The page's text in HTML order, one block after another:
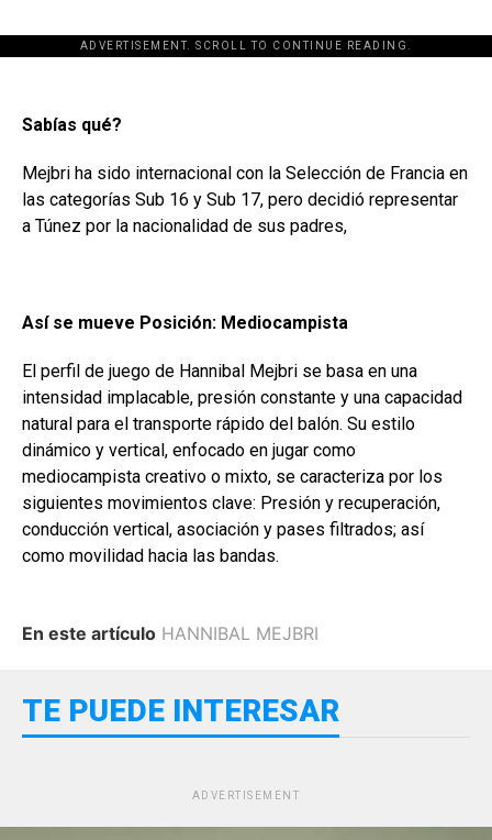
ADVERTISEMENT. SCROLL TO CONTINUE READING.
Sabías qué?
Mejbri ha sido internacional con la Selección de Francia en
las categorías Sub 16 y Sub 17, pero decidió representar
a Túnez por la nacionalidad de sus padres,
Así se mueve Posición: Mediocampista
El perfil de juego de Hannibal Mejbri se basa en una
intensidad implacable, presión constante y una capacidad
natural para el transporte rápido del balón. Su estilo
dinámico y vertical, enfocado en jugar como
mediocampista creativo o mixto, se caracteriza por los
siguientes movimientos clave: Presión y recuperación,
conducción vertical, asociación y pases filtrados; así
como movilidad hacia las bandas.
En este artículo HANNIBAL MEJBRI
TE PUEDE INTERESAR
ADVERTISEMENT